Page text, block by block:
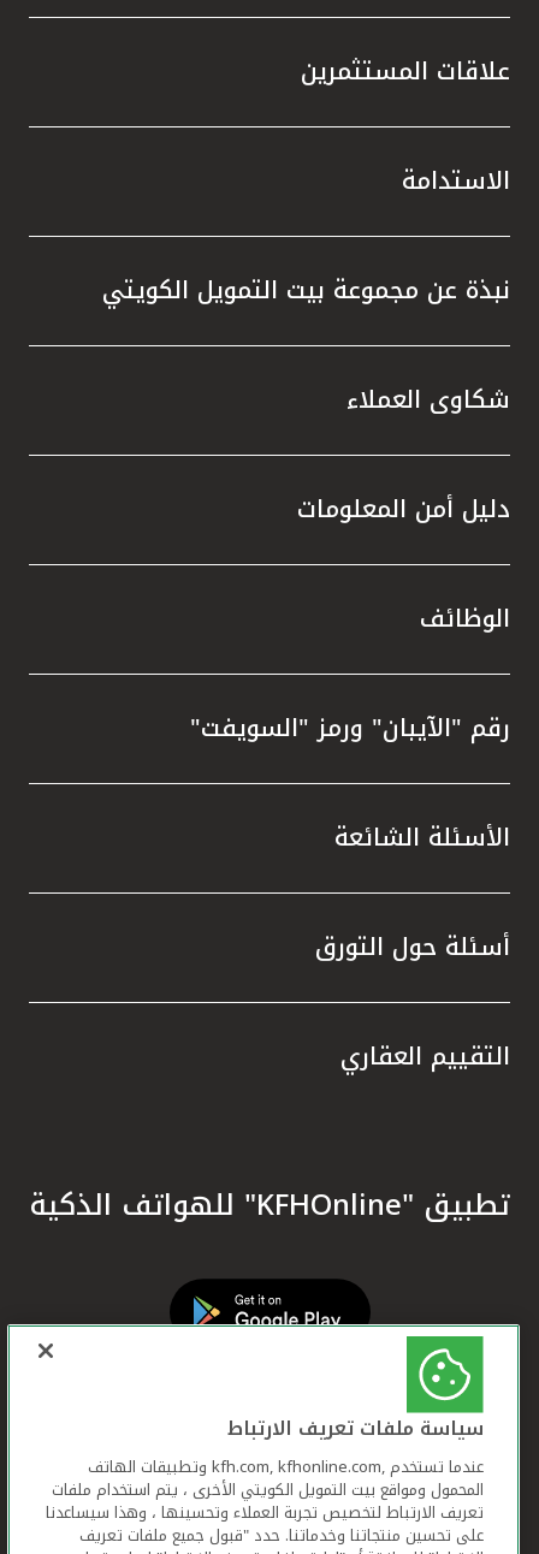
علاقات المستثمرين
الاستدامة
نبذة عن مجموعة بيت التمويل الكويتي
شكاوى العملاء
دليل أمن المعلومات
الوظائف
رقم "الآيبان" ورمز "السويفت"
الأسئلة الشائعة
أسئلة حول التورق
التقييم العقاري
تطبيق "KFHOnline" للهواتف الذكية
سياسة ملفات تعريف الارتباط
عندما تستخدم ,kfh.com, kfhonline.com وتطبيقات الهاتف
المحمول ومواقع بيت التمويل الكويتي الأخرى ، يتم استخدام ملفات
تعريف الارتباط لتخصيص تجربة العملاء وتحسينها ، وهذا سيساعدنا
على تحسين منتجاتنا وخدماتنا. حدد "قبول جميع ملفات تعريف